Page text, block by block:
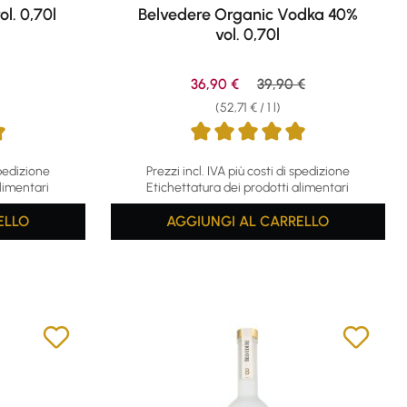
0,70l
Belvedere Organic Vodka 40%
vol. 0,70l
Prezzi incl. IVA più costi di spedizione
Etichettatura dei prodotti alimentari
(52,71 € / 1 l)
Sale price:
36,90 € Regular price:
39,90 €
AGGIUNGI AL CARRELLO